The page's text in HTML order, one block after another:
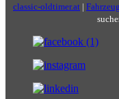
classic-oldtimer.at |